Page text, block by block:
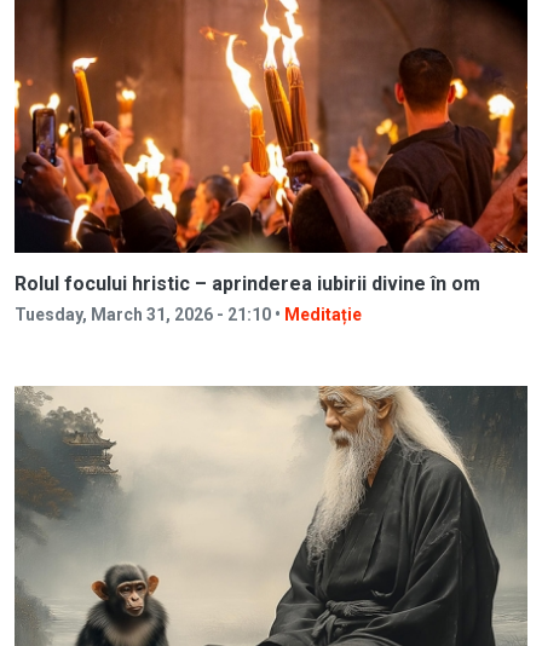
Rolul focului hristic – aprinderea iubirii divine în om
Tuesday, March 31, 2026 - 21:10 • Meditație